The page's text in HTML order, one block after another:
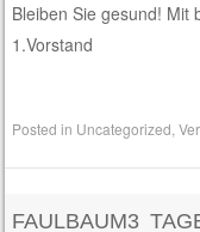
Bleiben Sie gesund! Mit
1.Vorstand
Posted in Uncategorized ,
FAULBAUM3